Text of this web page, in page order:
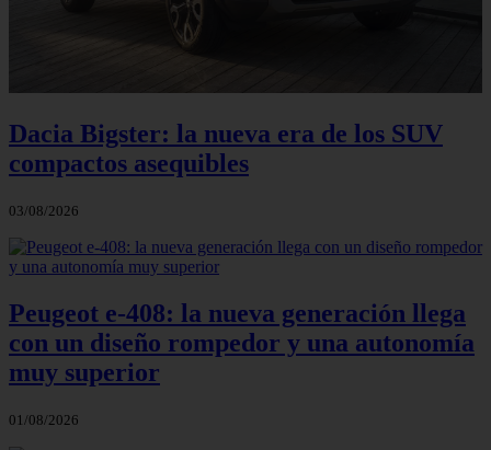
Dacia Bigster: la nueva era de los SUV
compactos asequibles
03/08/2026
Peugeot e-408: la nueva generación llega
con un diseño rompedor y una autonomía
muy superior
01/08/2026